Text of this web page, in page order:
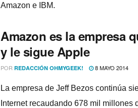
Amazon e IBM.
Amazon es la empresa
y le sigue Apple
POR REDACCIÓN OHMYGEEK! 8 MAYO 2014
La empresa de Jeff Bezos continúa
Internet recaudando 678 mil millones